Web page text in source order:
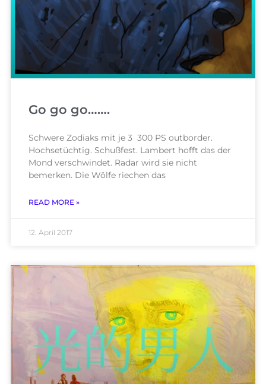
Go go go…….
Schwere Zodiaks mit je 3 300 PS outborder.
Hochsetüchtig. Schußfest. Lambert hofft das der
Mond verschwindet. Radar wird sie nicht
bemerken. Die Wölfe riechen das
READ MORE »
12. April 2017